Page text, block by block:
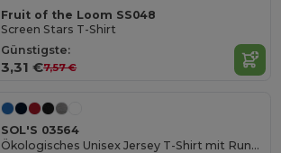
Fruit of the Loom SS048
Screen Stars T-Shirt
Günstigste:
3,31 €7,57 €
SOL'S 03564
Ökologisches Unisex Jersey T-Shirt mit Rundhalsausschnitt